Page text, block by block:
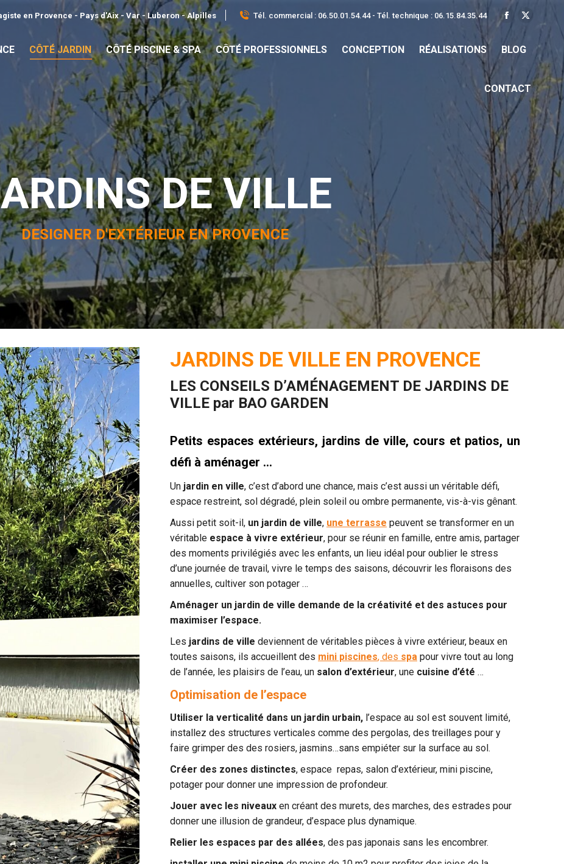
en Provence - Pays d'Aix - Var - Luberon - Alpilles Tél. commercial : 06.50.01.54.44 - Tél. technique : 06.15.84.35.44
La
page
Facebook
s'ouvre
dans
une
nouvelle
fenêtre
La
page
X
s'ouvre
dans
une
nouvelle
fenêtre
CÔTÉ JARDIN CÔTÉ PISCINE & SPA CÔTÉ PROFESSIONNELS CONCEPTION RÉALISATIONS BLOG
CONTACT
DE VILLE
DESIGNER D'EXTÉRIEUR EN PROVENCE
JARDINS DE VILLE EN PROVENCE
LES CONSEILS D’AMÉNAGEMENT DE JARDINS DE
VILLE par BAO GARDEN
Petits espaces extérieurs, jardins de ville, cours et patios, un
défi à aménager …
Un jardin en ville, c’est d’abord une chance, mais c’est aussi un véritable défi,
espace restreint, sol dégradé, plein soleil ou ombre permanente, vis-à-vis gênant.
Aussi petit soit-il, un jardin de ville, une terrasse peuvent se transformer en un
véritable espace à vivre extérieur, pour se réunir en famille, entre amis, partager
des moments privilégiés avec les enfants, un lieu idéal pour oublier le stress
d’une journée de travail, vivre le temps des saisons, découvrir les floraisons des
annuelles, cultiver son potager …
Aménager un jardin de ville demande de la créativité et des astuces pour
maximiser l’espace.
Les jardins de ville deviennent de véritables pièces à vivre extérieur, beaux en
toutes saisons, ils accueillent des mini piscines, des spa pour vivre tout au long
de l’année, les plaisirs de l’eau, un salon d’extérieur, une cuisine d’été …
Optimisation de l’espace
Utiliser la verticalité dans un jardin urbain, l’espace au sol est souvent limité,
installez des structures verticales comme des pergolas, des treillages pour y
faire grimper des des rosiers, jasmins…sans empiéter sur la surface au sol.
Créer des zones distinctes, espace repas, salon d’extérieur, mini piscine,
potager pour donner une impression de profondeur.
Jouer avec les niveaux en créant des murets, des marches, des estrades pour
donner une illusion de grandeur, d’espace plus dynamique.
Relier les espaces par des allées, des pas japonais sans les encombrer.